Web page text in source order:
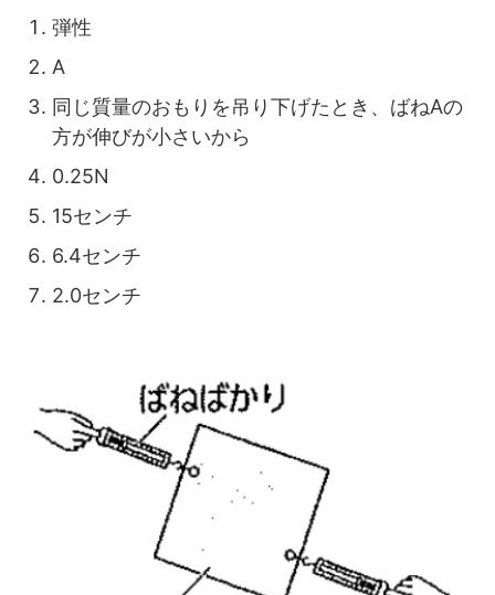
弾性
A
同じ質量のおもりを吊り下げたとき、ばねAの
方が伸びが小さいから
0.25N
15センチ
6.4センチ
2.0センチ